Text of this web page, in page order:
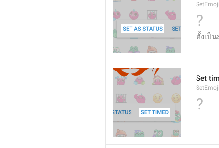
?
ตั้งเป็
Set
?